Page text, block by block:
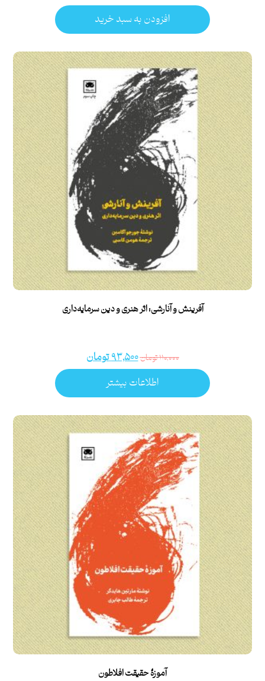
افزودن به سبد خرید
آفرینش و آنارشی: اثر هنری و دین سرمایه‌داری
۱۱۰,۰۰۰تومان۹۳,۵۰۰تومان
اطلاعات بیشتر
آموزۀ حقیقت افلاطون